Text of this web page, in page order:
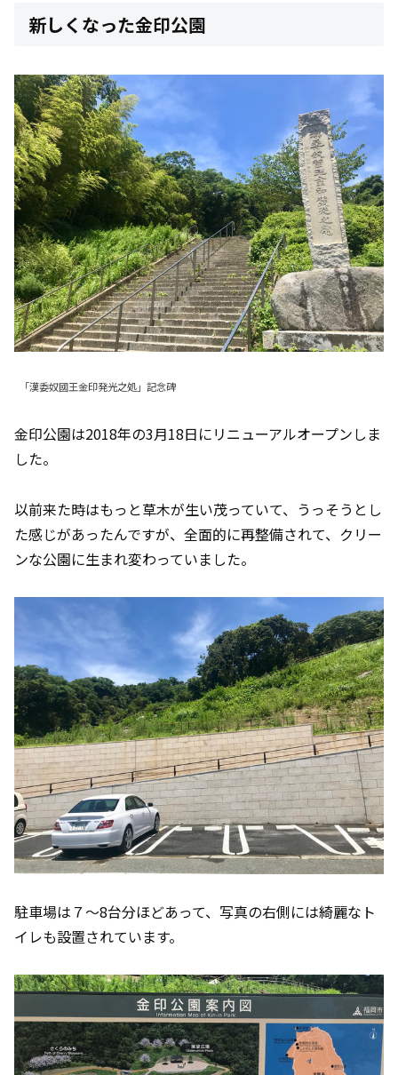
新しくなった金印公園
「漢委奴國王金印発光之処」記念碑
金印公園は2018年の3月18日にリニューアルオープンしま
した。
以前来た時はもっと草木が生い茂っていて、うっそうとし
た感じがあったんですが、全面的に再整備されて、クリー
ンな公園に生まれ変わっていました。
駐車場は７～8台分ほどあって、写真の右側には綺麗なト
イレも設置されています。